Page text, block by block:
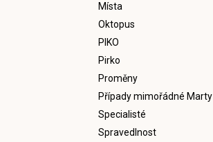
Místa
Oktopus
PIKO
Pirko
Proměny
Případy mimořádné Marty
Specialisté
Spravedlnost